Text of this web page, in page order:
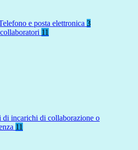
e posta elettronica 3
11
di incarichi di collaborazione o
11